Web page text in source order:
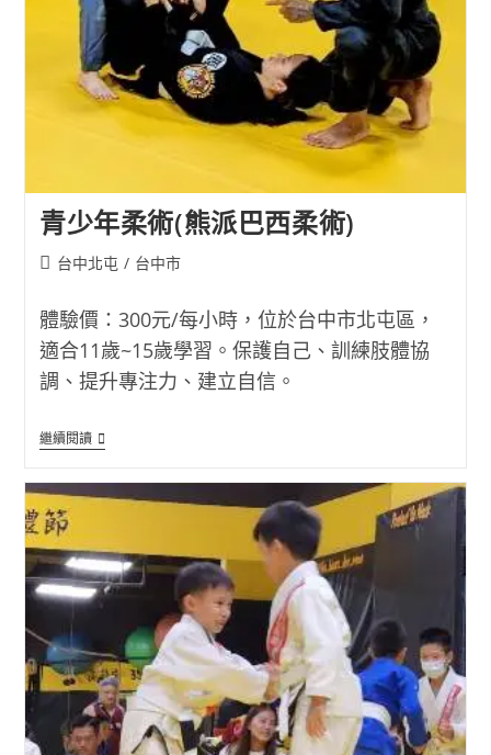
青少年柔術(熊派巴西柔術)
Post台中北屯 / 台中市
體驗價：300元/每小時，位於台中市北屯區，
適合11歲~15歲學習。保護自己、訓練肢體協
調、提升專注力、建立自信。
繼續閱讀青
少
柔
派
巴
西
柔
術)